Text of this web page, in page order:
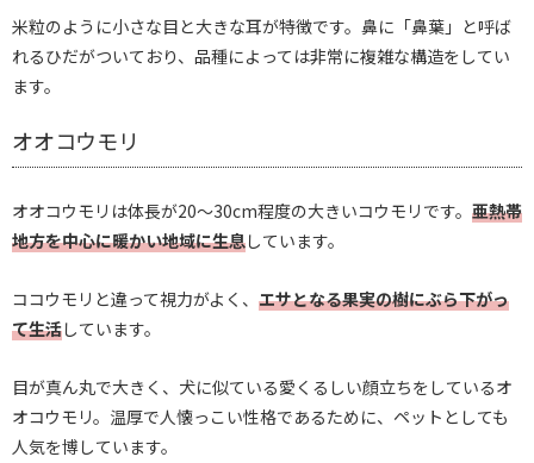
米粒のように小さな目と大きな耳が特徴です。鼻に「鼻葉」と呼ば
れるひだがついており、品種によっては非常に複雑な構造をしてい
ます。
オオコウモリ
オオコウモリは体長が20～30cm程度の大きいコウモリです。 亜熱帯
地方を中心に暖かい地域に生息しています。
ココウモリと違って視力がよく、 エサとなる果実の樹にぶら下がっ
て生活しています。
目が真ん丸で大きく、犬に似ている愛くるしい顔立ちをしているオ
オコウモリ。温厚で人懐っこい性格であるために、ペットとしても
人気を博しています。